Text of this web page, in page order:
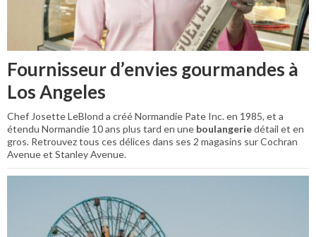
Fournisseur d’envies gourmandes à
Los Angeles
Chef Josette LeBlond a créé Normandie Pate Inc. en 1985, et a
étendu Normandie 10 ans plus tard en une boulangeriedétail et en
gros. Retrouvez tous ces délices dans ses 2 magasins sur Cochran
Avenue et Stanley Avenue.